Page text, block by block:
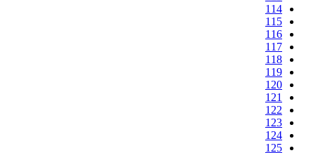
114
115
116
117
118
119
120
121
122
123
124
125